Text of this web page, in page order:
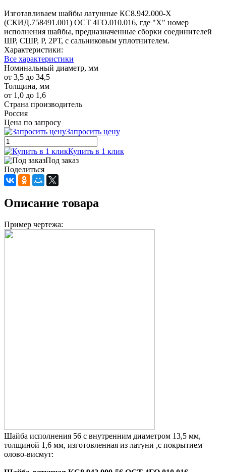
Изготавливаем шайбы латунные КС8.942.000-Х
(СКИД.758491.001) ОСТ 4ГО.010.016, где "Х" номер
исполнения шайбы, предназначенные сборки соединителей
ШР, СШР, Р, 2РТ, с сальниковым уплотнителем.
Характеристики:
Все характеристики
Номинальный диаметр, мм
от 3,5 до 34,5
Толщина, мм
от 1,0 до 1,6
Страна производитель
Россия
Цена по запросу
Запросить цену
Купить в 1 клик
Под заказ
Поделиться
Описание товара
Пример чертежа:
Шайба исполнения 56 с внутренним диаметром 13,5 мм,
толщиной 1,6 мм, изготовленная из латуни ,с покрытием
олово-висмут: